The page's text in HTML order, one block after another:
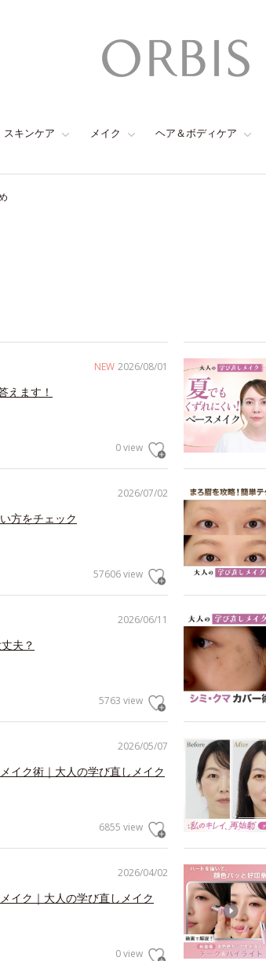
スキンケア メイク ヘア＆ボディケア
NEW 2026/08/01
えます！
0 view
2026/07/02
方をチェック
57606 view
2026/06/11
夫？
5763 view
2026/05/07
イク術｜大人の学び直しメイク
6855 view
2026/04/02
イク｜大人の学び直しメイク
0 view